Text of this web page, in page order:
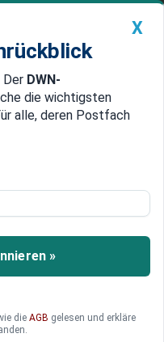
Geldanlage Premium
China
starken
Rezept
am Arbeitsplatz
X
Der DWN-
die wichtigsten
alle, deren Postfach
»
die AGB gelesen und erkläre